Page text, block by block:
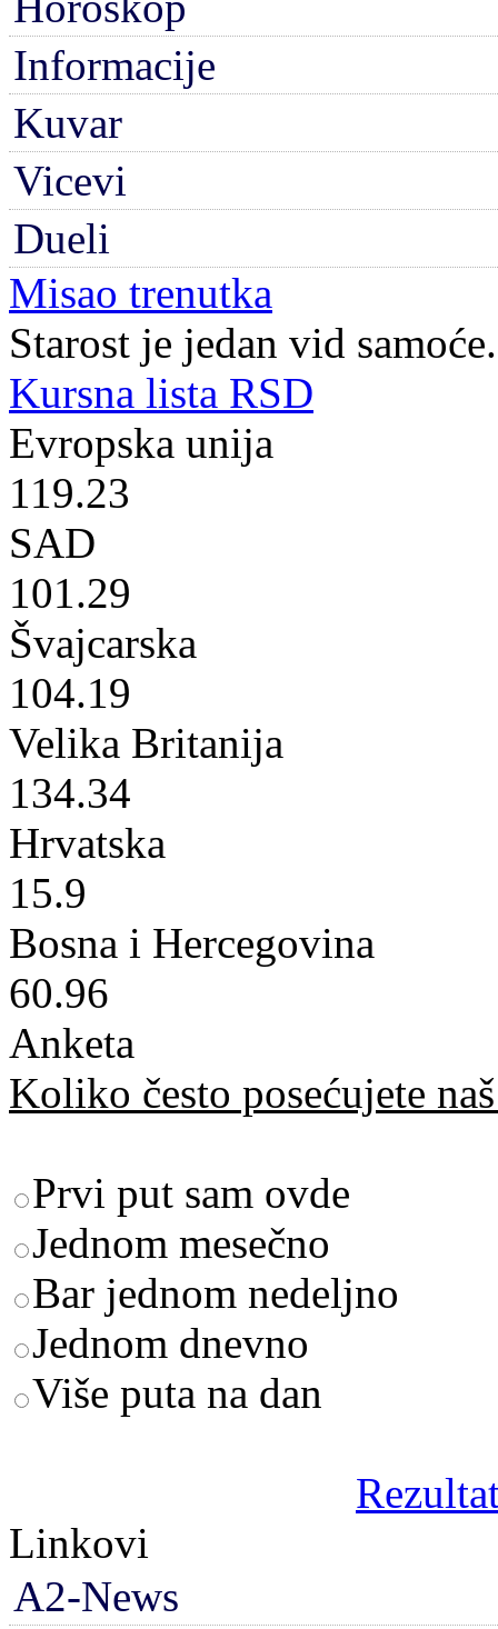
Informacije
Kuvar
Vicevi
Dueli
Misao trenutka
Starost je jedan vid samoće.
Kursna lista RSD
Evropska unija
119.23
SAD
101.29
Švajcarska
104.19
Velika Britanija
134.34
Hrvatska
15.9
Bosna i Hercegovina
60.96
Anketa
Koliko često posećujete
Prvi put sam ovde
Jednom mesečno
Bar jednom nedeljno
Jednom dnevno
Više puta na dan
Linkovi
A2-News